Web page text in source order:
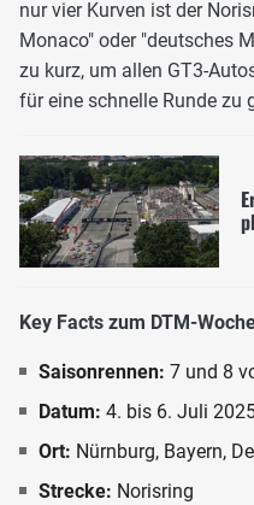
nur vier Kurven ist der
Monaco" oder "deutsches
zu kurz, um allen GT3-
für eine schnelle Runde zu
Key Facts zum DTM-
Saisonrennen: 7 und 8
Datum: 4. bis 6. Juli
Ort: Nürnburg, Bayern,
Strecke: Norisring